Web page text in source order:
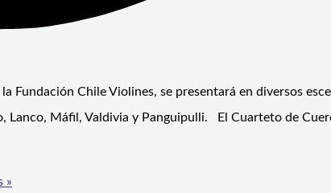
Fundación Chile Violines, se presentará en diversos
Lanco, Máfil, Valdivia y Panguipulli. El Cuarteto de
»